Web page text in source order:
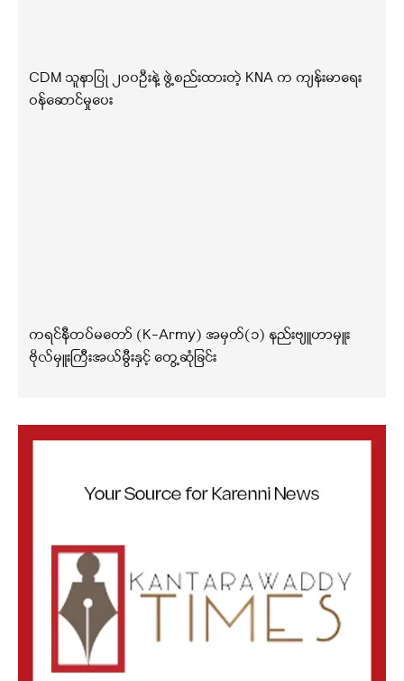
CDM သူနာပြု ၂၀၀ဦးနဲ့ ဖွဲ့စည်းထားတဲ့ KNA က ကျန်းမာရေး
ဝန်ဆောင်မှုပေး
ကရင်နီတပ်မတော် (K-Army) အမှတ်(၁) နည်းဗျူဟာမှူး
ဗိုလ်မှူးကြီးအယ်မွီးနှင့် တွေ့ဆုံခြင်း